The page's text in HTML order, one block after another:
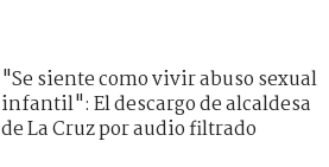
"Se siente como vivir abuso sexual
infantil": El descargo de alcaldesa
de La Cruz por audio filtrado